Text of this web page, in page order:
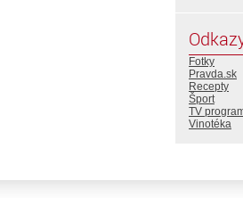
Fotky
Pravda.sk
Recepty
Šport
TV
Vinotéka